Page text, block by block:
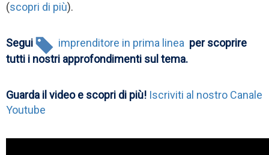
(scopri di più).
Segui imprenditore in prima linea per scoprire
tutti i nostri approfondimenti sul tema.
Guarda il video e scopri di più! Iscriviti al nostro Canale
Youtube